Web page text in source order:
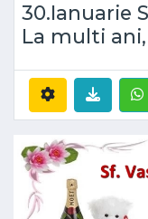
30.Ianuarie
La multi